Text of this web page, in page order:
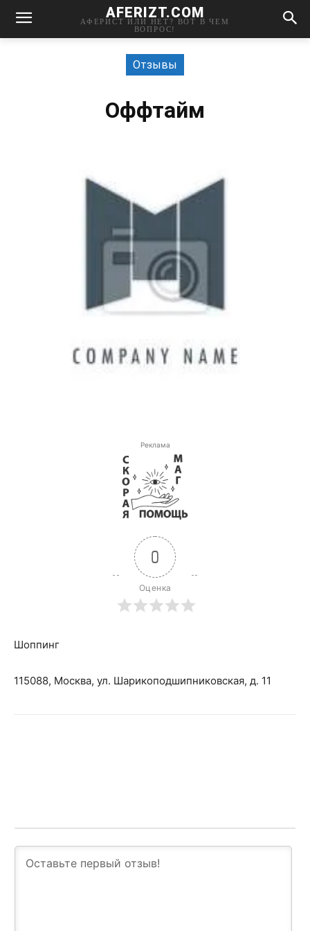
AFERIZT.COM
АФЕРИСТ ИЛИ НЕТ? ВОТ В ЧЕМ
ВОПРОС!
Отзывы
Оффтайм
Реклама
0
Оценка
Шоппинг
115088, Москва, ул. Шарикоподшипниковская, д. 11